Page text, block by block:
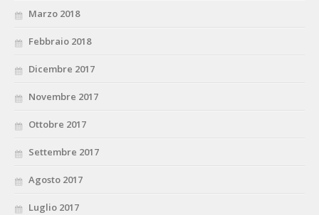
Marzo 2018
Febbraio 2018
Dicembre 2017
Novembre 2017
Ottobre 2017
Settembre 2017
Agosto 2017
Luglio 2017